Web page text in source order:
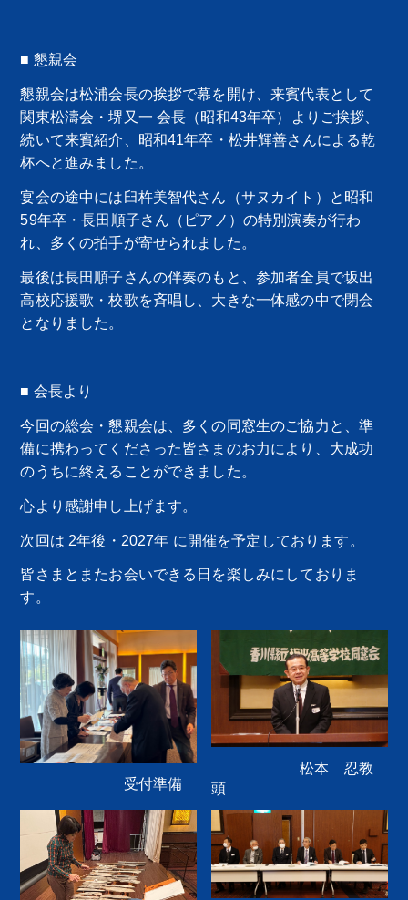
トップ
■ 懇親会
懇親会は松浦会長の挨拶で幕を開け、来賓代表として
関東松濤会・堺又一 会長（昭和43年卒）よりご挨拶、
続いて来賓紹介、昭和41年卒・松井輝善さんによる乾
杯へと進みました。
宴会の途中には臼杵美智代さん（サヌカイト）と昭和
59年卒・長田順子さん（ピアノ）の特別演奏が行わ
れ、多くの拍手が寄せられました。
最後は長田順子さんの伴奏のもと、参加者全員で坂出
高校応援歌・校歌を斉唱し、大きな一体感の中で閉会
となりました。
■ 会長より
今回の総会・懇親会は、多くの同窓生のご協力と、準
備に携わってくださった皆さまのお力により、大成功
のうちに終えることができました。
心より感謝申し上げます。
次回は 2年後・2027年 に開催を予定しております。
皆さまとまたお会いできる日を楽しみにしておりま
す。
受付準備
松本 忍教
頭